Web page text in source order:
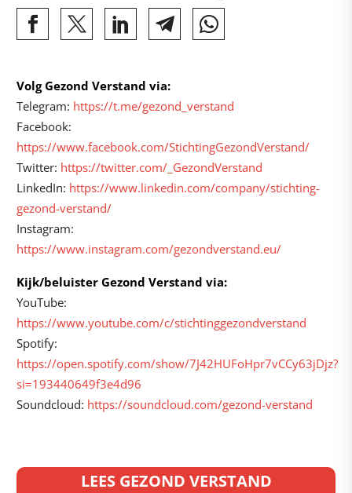
Volg Gezond Verstand via:
Telegram: https://t.me/gezond_verstand
Facebook:
https://www.facebook.com/StichtingGezondVerstand/
Twitter: https://twitter.com/_GezondVerstand
LinkedIn: https://www.linkedin.com/company/stichting-
gezond-verstand/
Instagram:
https://www.instagram.com/gezondverstand.eu/
Kijk/beluister Gezond Verstand via:
YouTube:
https://www.youtube.com/c/stichtinggezondverstand
Spotify:
https://open.spotify.com/show/7J42HUFoHpr7vCCy63jDjz?
si=193440649f3e4d96
Soundcloud: https://soundcloud.com/gezond-verstand
LEES GEZOND VERSTAND